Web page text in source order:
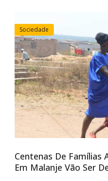
Sociedade
Centenas De Famílias
Em Malanje Vão Ser